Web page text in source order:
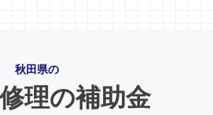
秋田県の
理の補助金